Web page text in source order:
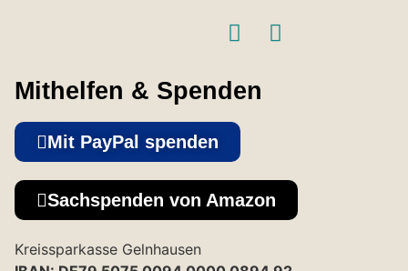
Mithelfen & Spenden
Mit PayPal spenden
Sachspenden von Amazon
Kreissparkasse Gelnhausen